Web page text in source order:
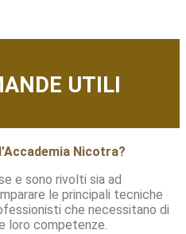
UTILI
Nicotra?
e sono rivolti sia ad
le principali tecniche
che necessitano di
loro competenze.